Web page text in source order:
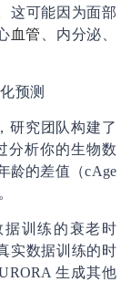
这可能因为面部
血管
、内分泌、
预测
研究团队构建了
分析你的生物数
龄的差值（cAge
据训练的衰老时
实数据训练的时
生成其他